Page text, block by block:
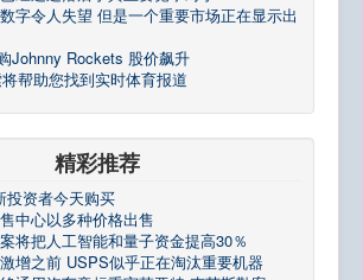
字令人失望 但是一个重要市场正在显示出
Johnny Rockets 股价飙升
帮助您找到实时体育报道
精彩推荐
投资者今天购买
中心以多种价格出售
将把人工智能和量子资金提高30％
增之前 USPS似乎正在淘汰重要机器